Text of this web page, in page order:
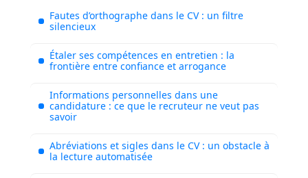
Fautes d’orthographe dans le CV : un filtre
silencieux
Étaler ses compétences en entretien : la
frontière entre confiance et arrogance
Informations personnelles dans une
candidature : ce que le recruteur ne veut pas
savoir
Abréviations et sigles dans le CV : un obstacle à
la lecture automatisée